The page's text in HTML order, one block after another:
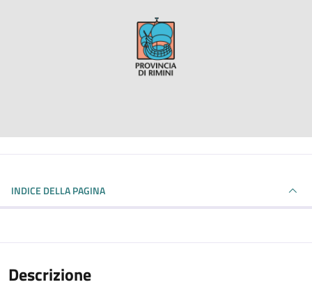
INDICE DELLA PAGINA
Descrizione